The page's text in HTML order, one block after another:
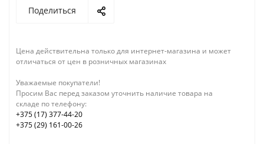
Поделиться
Цена действительна только для интернет-магазина и может
отличаться от цен в розничных магазинах
Уважаемые покупатели!
Просим Вас перед заказом уточнить наличие товара на
складе по телефону:
+375 (17) 377-44-20
+375 (29) 161-00-26